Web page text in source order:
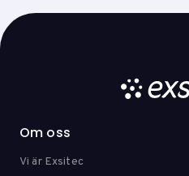
Om oss
Vi är Exsitec